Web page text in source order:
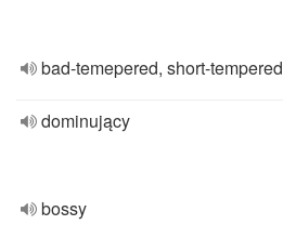
bad-temepered, short-tempered
dominujący
bossy